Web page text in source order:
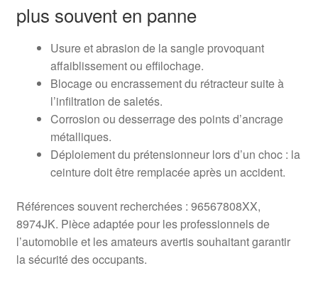
plus souvent en panne
Usure et abrasion de la sangle provoquant
affaiblissement ou effilochage.
Blocage ou encrassement du rétracteur suite à
l’infiltration de saletés.
Corrosion ou desserrage des points d’ancrage
métalliques.
Déploiement du prétensionneur lors d’un choc : la
ceinture doit être remplacée après un accident.
Références souvent recherchées : 96567808XX,
8974JK. Pièce adaptée pour les professionnels de
l’automobile et les amateurs avertis souhaitant garantir
la sécurité des occupants.